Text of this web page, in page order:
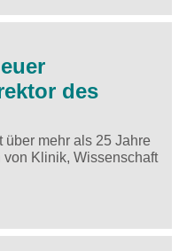
des
über mehr als 25 Jahre
Klinik, Wissenschaft